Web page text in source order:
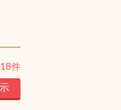
18件